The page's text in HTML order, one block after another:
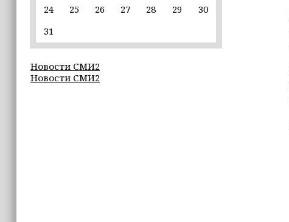
сутки
20:09
19:37
24
25 26 27 28 29
30
31
Новости СМИ2
Новости СМИ2